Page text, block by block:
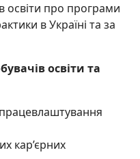
освіти про програми
в Україні та за
освіти та
кар’єрних